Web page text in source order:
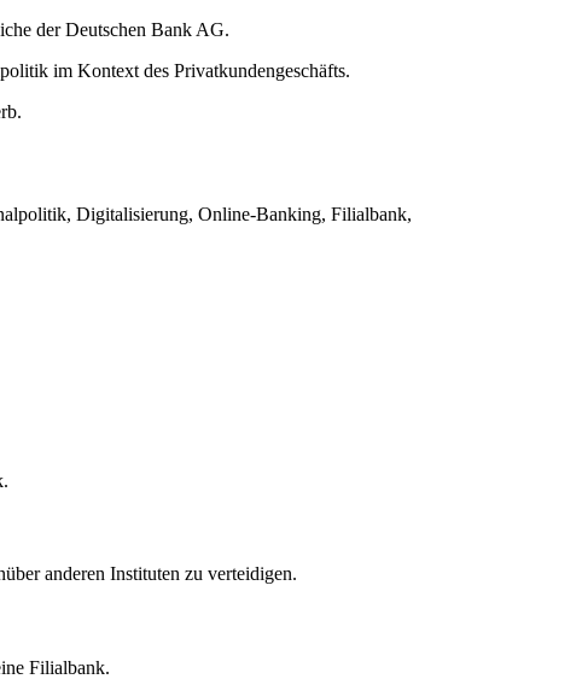
der Deutschen Bank AG.
im Kontext des Privatkundengeschäfts.
Digitalisierung, Online-Banking, Filialbank,
anderen Instituten zu verteidigen.
Filialbank.